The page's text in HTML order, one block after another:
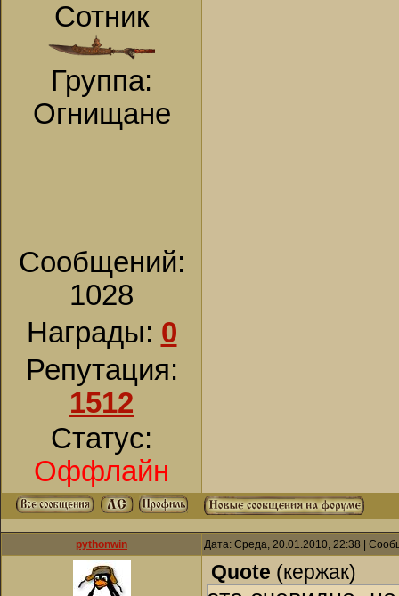
Сотник
Группа:
Огнищане
Сообщений:
1028
Награды: 0
Репутация:
1512
Статус:
Оффлайн
pythonwin Дата: Среда, 20.01.2010, 22:38 |
Quote (кержак)